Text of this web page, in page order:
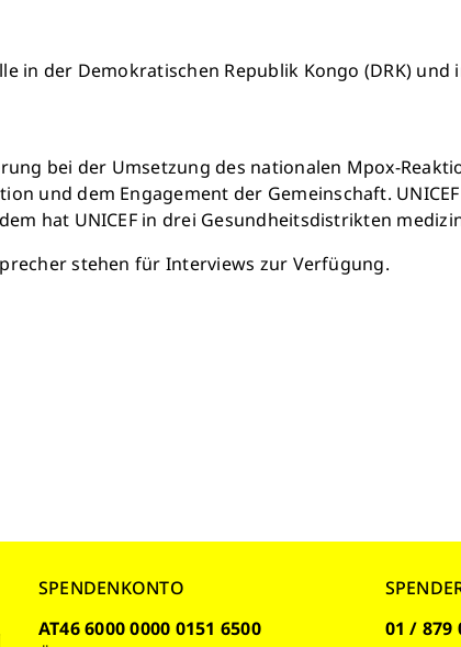
in der Demokratischen Republik Kongo (DRK)
bei der Umsetzung des nationalen Mpox-
und dem Engagement der Gemeinschaft.
hat UNICEF in drei Gesundheitsdistrikten
stehen für Interviews zur Verfügung.
SPENDENKONTO
AT46 6000 0000 0151 6500
01 / 879